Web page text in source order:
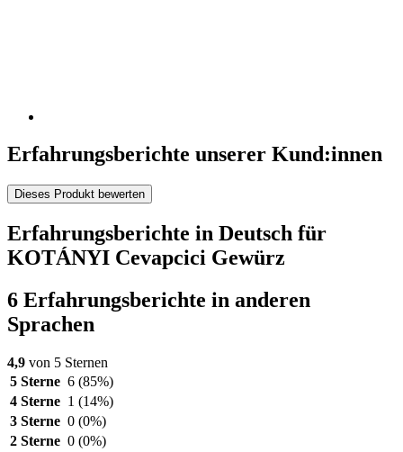
Erfahrungsberichte unserer Kund:innen
Dieses Produkt bewerten
Erfahrungsberichte in Deutsch für
KOTÁNYI Cevapcici Gewürz
6 Erfahrungsberichte in anderen
Sprachen
4,9 von 5 Sternen
5 Sterne 6 (85%)
4 Sterne 1 (14%)
3 Sterne 0 (0%)
2 Sterne 0 (0%)